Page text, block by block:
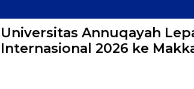
Universitas Annuqayah
Internasional 2026 ke